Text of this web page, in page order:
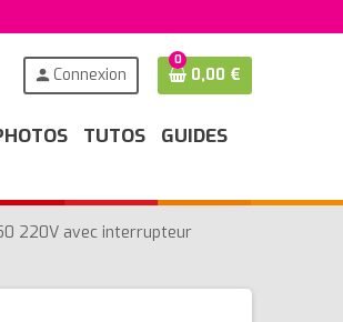
person Connexion
0
0,00 €
TUTOS
GUIDES
220V avec interrupteur